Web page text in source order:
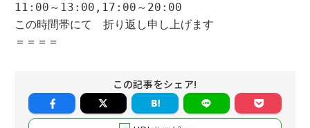
11:00～13:00,17:00～20:00
この時間帯にて　折り返し申し上げます
＝＝＝＝
この記事をシェア!